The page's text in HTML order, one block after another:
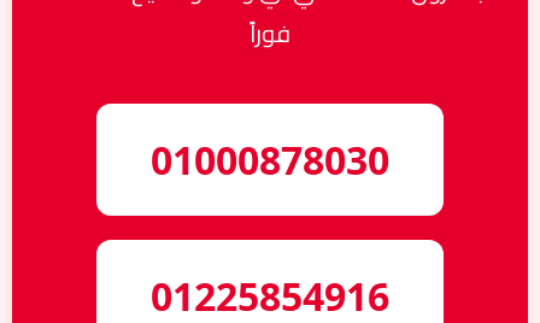
فوراً
01000878030
01225854916